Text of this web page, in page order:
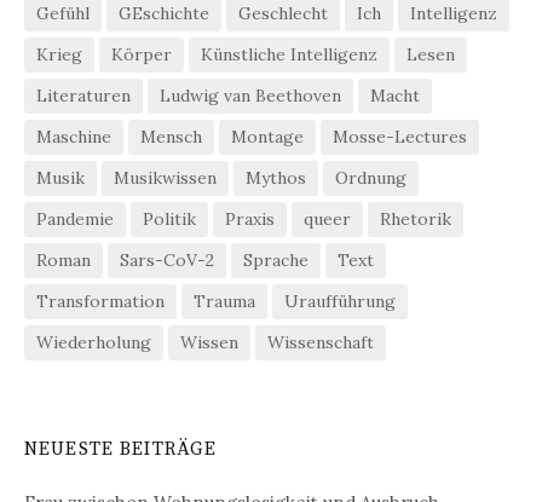
Gefühl
GEschichte Geschlecht Ich
Intelligenz
Krieg
Körper Künstliche Intelligenz
Lesen
Literaturen
Ludwig van Beethoven
Macht
Maschine
Mensch Montage
Mosse-Lectures
Musik
Musikwissen Mythos
Ordnung
Pandemie
Politik Praxis queer
Rhetorik
Roman
Sars-CoV-2 Sprache
Text
Transformation
Trauma
Uraufführung
Wiederholung
Wissen Wissenschaft
NEUESTE BEITRÄGE